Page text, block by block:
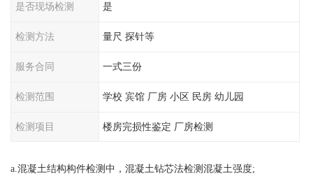
是否现场检测 是
检测方法 量尺 探针等
服务合同 一式三份
检测范围 学校 宾馆 厂房 小区 民房 幼儿园
检测项目 楼房完损性鉴定 厂房检测
a.混凝土结构构件检测中，混凝土钻芯法检测混凝土强度;